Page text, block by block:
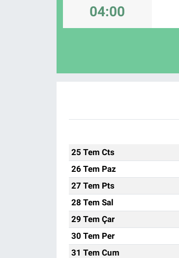
04:00
25 Tem Cts
26 Tem Paz
27 Tem Pts
28 Tem Sal
29 Tem Çar
30 Tem Per
31 Tem Cum